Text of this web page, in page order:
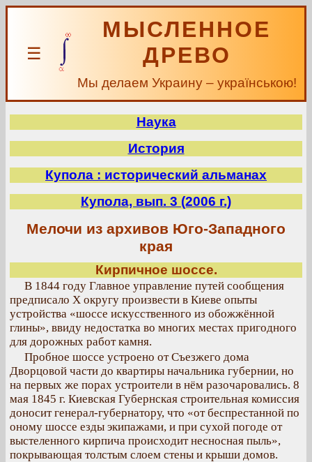
☰
МЫСЛЕННОЕ
ДРЕВО
Мы делаем Украину – українською!
Наука
История
Купола : исторический альманах
Купола, вып. 3 (2006 г.)
Мелочи из архивов Юго-Западного
края
Кирпичное шоссе.
В 1844 году Главное управление путей сообщения
предписало X округу произвести в Киеве опыты
устройства «шоссе искусственного из обожжённой
глины», ввиду недостатка во многих местах пригодного
для дорожных работ камня.
Пробное шоссе устроено от Съезжего дома
Дворцовой части до квартиры начальника губернии, но
на первых же порах устроители в нём разочаровались. 8
мая 1845 г. Киевская Губернская строительная комиссия
доносит генерал-губернатору, что «от беспрестанной по
оному шоссе езды экипажами, и при сухой погоде от
выстеленного кирпича происходит несносная пыль»,
покрывающая толстым слоем стены и крыши домов.